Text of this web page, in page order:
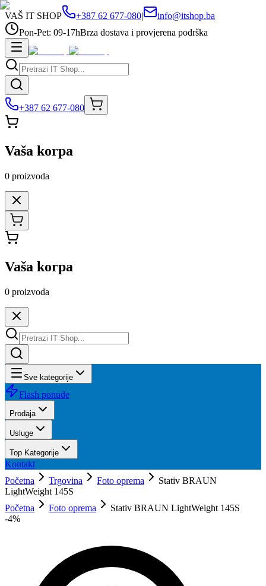
VAŠ IT SHOP +387 62 677-080|
info@itshop.ba
Pon-Pet: 09-17hBrza dostava i provjerena podrška
+387 62 677-080
Vaša korpa
0 proizvoda
Vaša korpa
0 proizvoda
Sve kategorije
Flash ponude
Prodaja
Usluge
Top Kategorije
Kontakt
Početna
Trgovina Foto oprema
Stativ BRAUN
LightWeight 145S
Početna
Foto oprema
Stativ BRAUN LightWeight 145S
-4%